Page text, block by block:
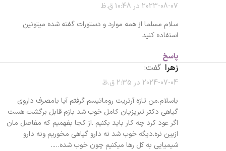
2023-08-07 در 10:48 ق.ظ
سلام مسلما از همه موارد و دستورات گفته شده میتونین
استفاده کنید
پاسخ
زهرا گفت:
2024-07-04 در 2:35 ق.ظ
باسلام.من تازه آرتریت روماتیسم گرفتم آیا بامصرف داروی
گیاهی دکتر تبریزیان کامل خوب شد بازم قابل برگشت هست
اگر عود کرد چه کار باید بکنیم .از کجا بفهمیم که مفاصل مان
ازبین نره.دیگه خوب شد نه دارو گیاهی مخوریم ونه دارو
شیمیایی به کل رها میکنیم چون‌ خوب شده…..